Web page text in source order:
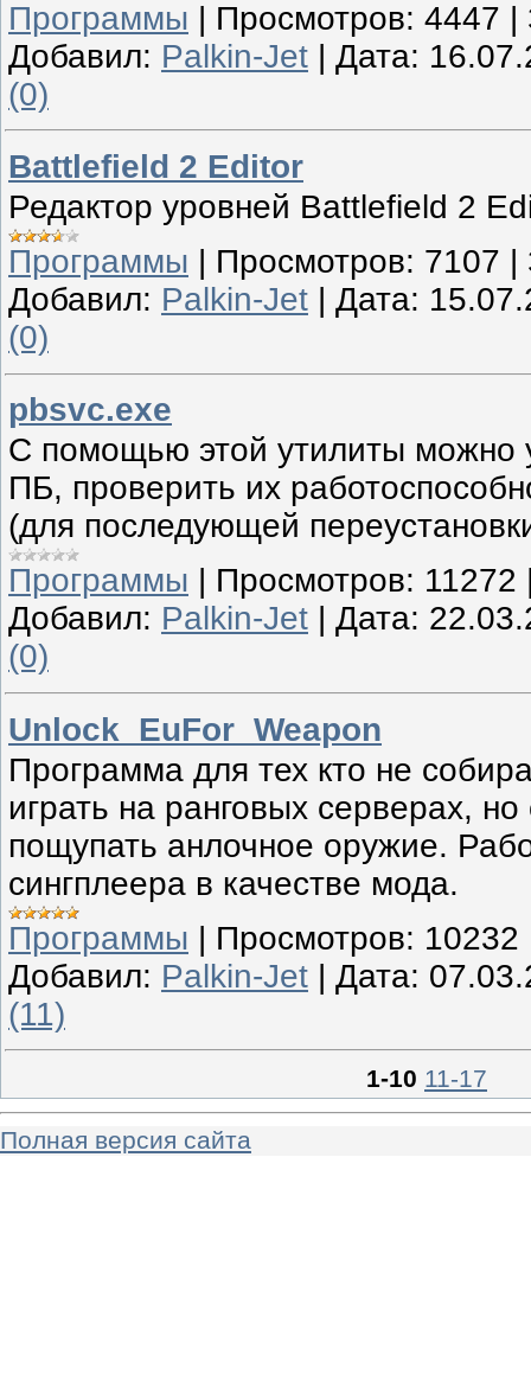
Программы | Просмотров: 4447 |
Добавил: Palkin-Jet | Дата:
(0)
Battlefield 2 Editor
Редактор уровней Battlefield 2
Программы | Просмотров: 7107 |
Добавил: Palkin-Jet | Дата:
(0)
pbsvc.exe
С помощью этой утилиты можно
ПБ, проверить их
(для последующей
Программы
Просмотров: 11272
Добавил: Palkin-Jet Дата:
(0)
Unlock_EuFor_Weapon
Программа для тех кто не
играть на ранговых серверах, но
пощупать анлочное оружие.
сингплеера в качестве мода.
Программы | Просмотров: 10232
Добавил: Palkin-Jet | Дата:
(11)
1-10 11-17
Полная версия сайта